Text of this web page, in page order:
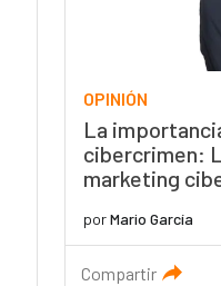
OPINIÓN
La
cibercrimen:
marketing
porMario García
Compartir